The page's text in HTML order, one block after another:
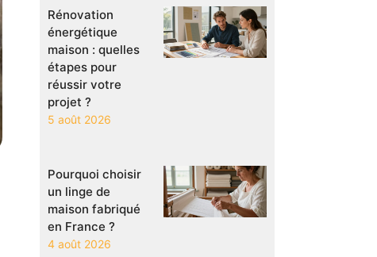
Rénovation
énergétique
maison : quelles
étapes pour
réussir votre
projet ?
5 août 2026
Pourquoi choisir
un linge de
maison fabriqué
en France ?
4 août 2026